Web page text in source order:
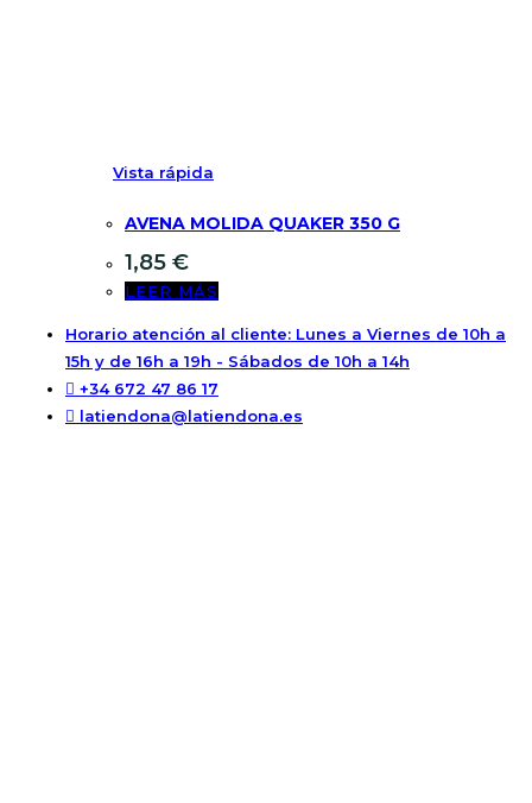
Vista rápida
AVENA MOLIDA QUAKER 350 G
1,85 €
LEER MÁS
Horario atención al cliente: Lunes a Viernes de 10h a
15h y de 16h a 19h - Sábados de 10h a 14h
+34 672 47 86 17
latiendona@latiendona.es